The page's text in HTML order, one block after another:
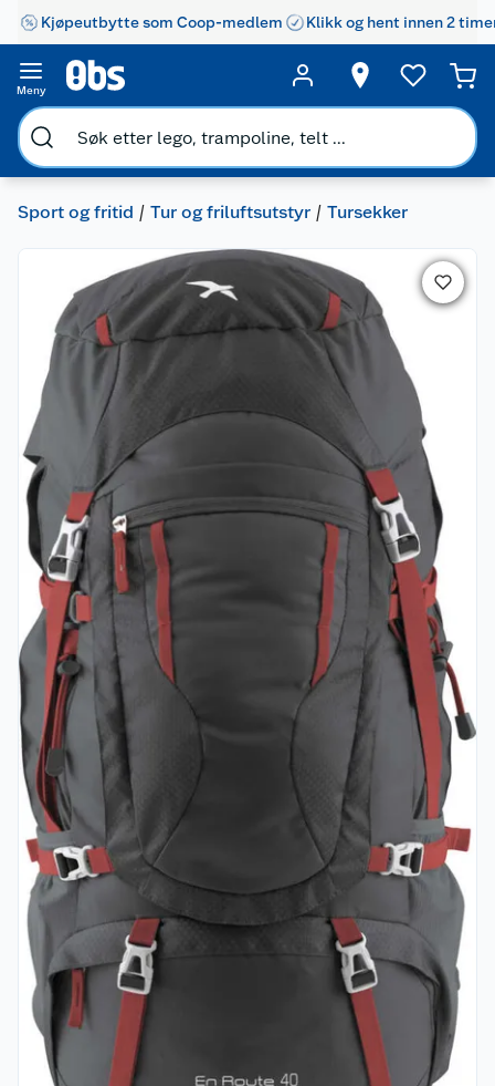
Kjøpeutbytte som Coop-medlem Klikk og hent innen 2
Meny
Sport og fritid Tur og friluftsutstyr Tursekker